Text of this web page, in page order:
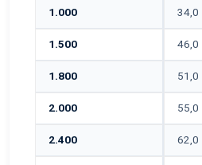
1.000 34,0
1.500 46,0
1.800 51,0
2.000 55,0
2.400 62,0